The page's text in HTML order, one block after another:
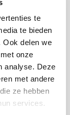
te
te bieden
Ook delen we
onze
analyse. Deze
met andere
ze hebben
services.